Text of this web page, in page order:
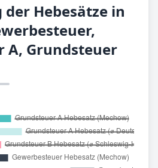
Hebesätze in
A, Grundsteuer